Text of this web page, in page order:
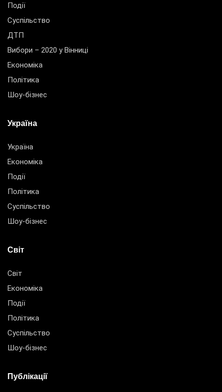
Події
Суспільство
ДТП
Вибори – 2020 у Вінниці
Економіка
Політика
Шоу-бізнес
Україна
Україна
Економіка
Події
Політика
Суспільство
Шоу-бізнес
Світ
Світ
Економіка
Події
Політика
Суспільство
Шоу-бізнес
Публікації